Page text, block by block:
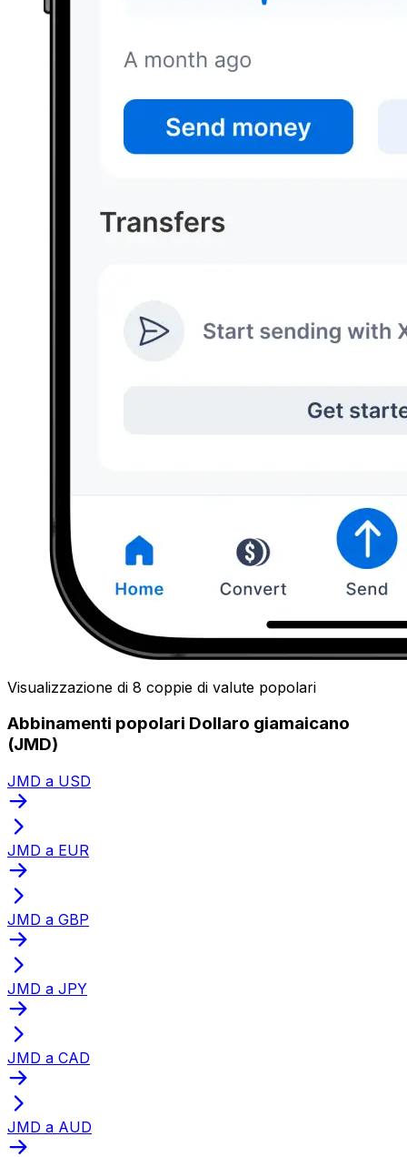
Visualizzazione di 8 coppie di valute popolari
Abbinamenti popolari Dollaro giamaicano
(JMD)
JMD a USD
JMD a EUR
JMD a GBP
JMD a JPY
JMD a CAD
JMD a AUD